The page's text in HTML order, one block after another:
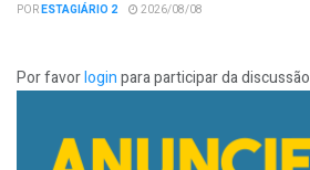
PORESTAGIÁRIO 2 2026/08/08
Por favorloginpara participar da discussão